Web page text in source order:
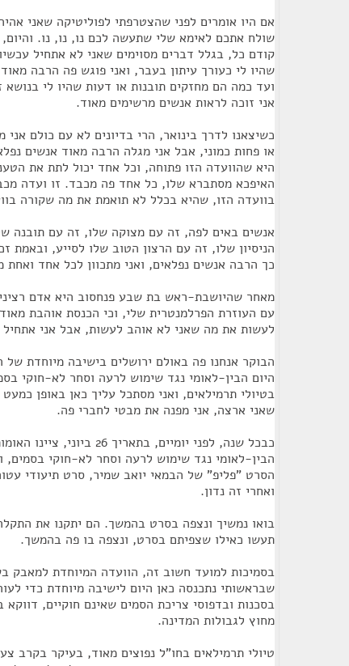
אם היו אומרים לפני שהצטרפתי לפוליטיקה שאני
שולח אתכם לאימא שלי שתעשה לכם נו, נו, נו.
קודם כל, בגלל דברים מסוימים שאני לא אתחיל
שהיו לי כעורך עיתון בעבר, ואני פוגש פה הרבה
ועד כמה הם מחזקים תובנות או דעות שהיו לי בנושא
אני זוכה לראות אנשים מרשימים מאוד.
כשיצאנו לדרך בינואר, הרי בדיונים לא עם כולם
או פחות כמוני, אבל אני מגלה הרבה מאוד אנשים
היא שהוועדה הזו פתוחה, וכל אחד יכול לתת את
האיפכא מסתברא שלו, כל אחד פה מכבד. זו ועדה
בוועדה הזו, שהיא בכלל לא תואמת את מה שקורה
אנשים באים לפה, זה עם מצוקה שלו, זה עם תובנה
הניסיון שלו, זה עם הרצון הטוב שלו לסייע, ובאמת
כך הרבה אנשים נפלאים, ואני מתכוון לכל אחד ואחת
מאחר שהיושבת-ראש בת שבע פנחסוב היא אדם רציני
עם העוזרת הפרלמנטרית שלי, וכי הכנסת אוהבת
לעשות את מה שאני לא אוהב לעשות, אבל אני
הבוקר אנחנו פה באולם ירושלים בישיבה מיוחדת של
היום הבין-לאומי נגד שימוש לרעה וסחר לא-חוקי
בטיולי תרמילאים, ואני מסתכל עליך כאן באופן
שאני ארצה, אני מפנה את מבטי לחברי פה.
כבכל שנה, לפני יומיים, בתאריך
הבין-לאומי נגד שימוש לרעה וסחר לא-חוקי בסמים,
הסרט "פליפ" של הבמאי יואב שמיר, סרט תיעודי
ואחרי זה נדון.
בואו נמשיך ונצפה בסרט בהמשך. הם יתקנו את
תעשו כאילו שצפיתם בסרט, ונצפה בו פה בהמשך.
בסמיכות למועד חשוב זה, הוועדה המיוחדת למאבק
שבראשותי נתכנסה כאן היום לישיבה מיוחדת כדי
בסכנות ובדפוסי צריכת הסמים שאינם חוקיים,
מחוץ לגבולות המדינה.
טיולי תרמילאים בחו"ל נפוצים מאוד, בעיקר בקרב